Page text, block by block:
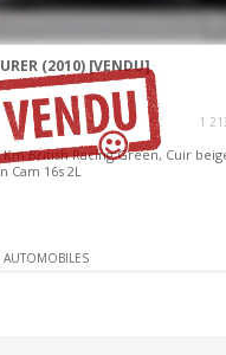
(2010)[VENDU]
1
British Racing Green, Cuir
16s 2L